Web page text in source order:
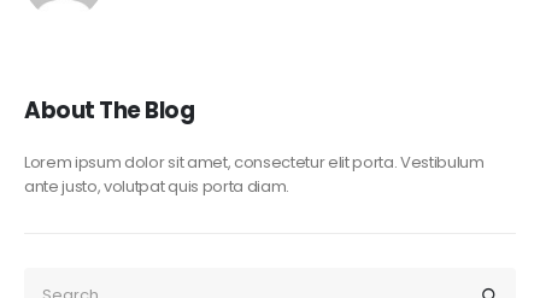
About The Blog
Lorem ipsum dolor sit amet, consectetur elit porta. Vestibulum
ante justo, volutpat quis porta diam.